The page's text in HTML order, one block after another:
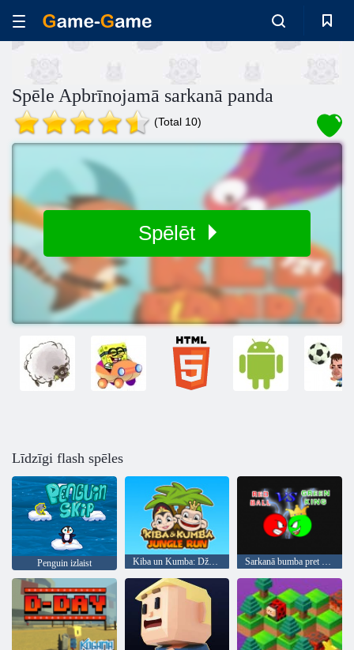
Spēle Apbrīnojamā sarkanā panda
(Total 10)
Spēlēt
Līdzīgi flash spēles
Penguin izlaist Kiba un Kumba: Džungļu skriešanās Sarkanā bumba pret zaļo karali